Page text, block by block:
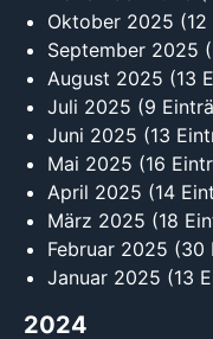
Oktober 2025
September 2025
August 2025 (13
Juli 2025 (9
Juni 2025 (13
Mai 2025 (16
April 2025 (14
März 2025 (18
Februar 2025 (30
Januar 2025 (13
2024